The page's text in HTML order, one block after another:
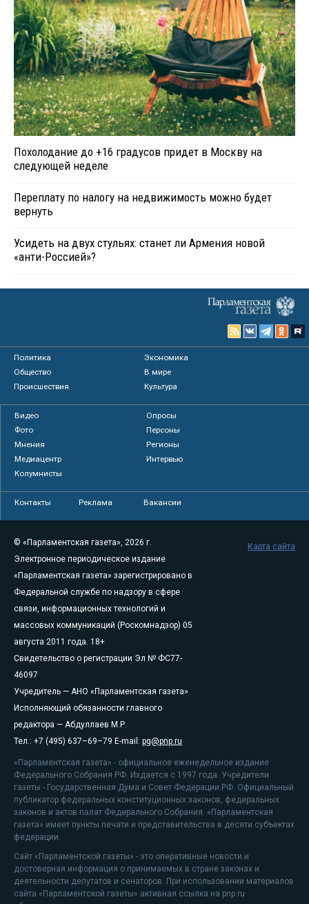
Похолодание до +16 градусов придет в Москву на
следующей неделе
Переплату по налогу на недвижимость можно будет
вернуть
Усидеть на двух стульях: станет ли Армения новой
«анти-Россией»?
Политика
Экономика
Общество
В мире
Происшествия
Культура
Видео
Опросы
Фото
Персоны
Мнения
Регионы
Медиацентр
Интервью
Колумнисты
Контакты Реклама Вакансии
© «Парламентская газета», 2026 г.
Электронное периодическое издание
«Парламентская газета» зарегистрировано в
Федеральной службе по надзору в сфере
связи, информационных технологий и
массовых коммуникаций (Роскомнадзор) 05
августа 2011 года. 18+
Свидетельство о регистрации Эл № ФС77-
46097
Учредитель — АНО «Парламентская газета»
Исполняющий обязанности главного
редактора — Абдуллаев М.Р.
Тел.: +7 (495) 637–69–79 E-mail: pg@pnp.ru
«Парламентская газета» - официальное еженедельное издание
Федерального Собрания РФ. Издается с 1997 года. Учредители
газеты - Государственная Дума и Совет Федерации РФ. Официальный
публикатор федеральных конституционных законов, федеральных
законов и актов палат Федерального Собрания. «Парламентская
газета» имеет пункты печати и представительства в десяти субъектах
федерации.
Сайт «Парламентской газеты» - это оперативные новости и
достоверная информация о принимаемых в стране законах и
деятельности депутатов и сенаторов. При использовании материалов
сайта «Парламентской газеты» активная ссылка на pnp.ru
Карта сайта